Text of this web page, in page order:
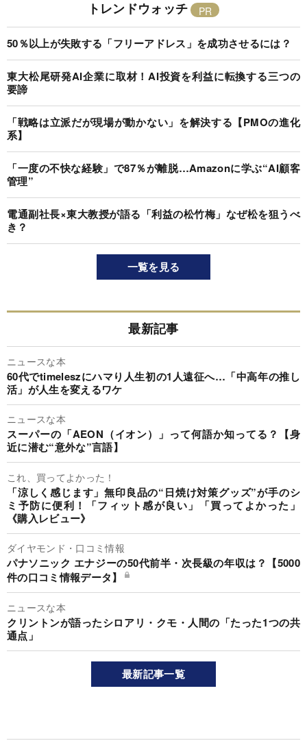
トレンドウォッチ
50％以上が失敗する「フリーアドレス」を成功させるには？
東大松尾研発AI企業に取材！AI投資を利益に転換する三つの
要諦
「戦略は立派だが現場が動かない」を解決する【PMOの進化
系】
「一度の不快な経験」で87％が離脱…Amazonに学ぶ“AI顧客
管理”
電通副社長×東大教授が語る「利益の松竹梅」なぜ松を狙うべ
き？
一覧を見る
最新記事
ニュースな本
60代でtimeleszにハマり人生初の1人遠征へ…「中高年の推し
活」が人生を変えるワケ
ニュースな本
スーパーの「AEON（イオン）」って何語か知ってる？【身
近に潜む“意外な”言語】
これ、買ってよかった！
「涼しく感じます」無印良品の“日焼け対策グッズ”が手のシ
ミ予防に便利！「フィット感が良い」「買ってよかった」
《購入レビュー》
ダイヤモンド・口コミ情報
パナソニック エナジーの50代前半・次長級の年収は？【5000
件の口コミ情報データ】
ニュースな本
クリントンが語ったシロアリ・クモ・人間の「たった1つの共
通点」
最新記事一覧